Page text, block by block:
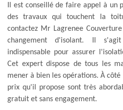
Il est conseillé de faire appel à un
des travaux qui touchent la
contactez Mr Lagrenee
changement d'isolant. Il
indispensable pour assurer
Cet expert dispose de tous les
mener à bien les opérations. À
prix qu'il propose sont très
gratuit et sans engagement.